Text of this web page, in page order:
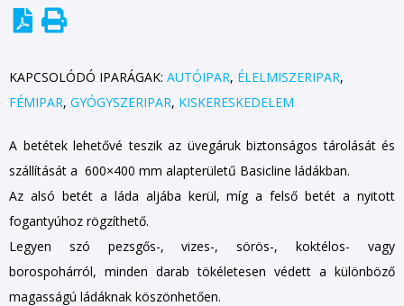
KAPCSOLÓDÓ IPARÁGAK: AUTÓIPAR, ÉLELMISZERIPAR,
FÉMIPAR, GYÓGYSZERIPAR, KISKERESKEDELEM
A betétek lehetővé teszik az üvegáruk biztonságos tárolását és
szállítását a 600×400 mm alapterületű Basicline ládákban.
Az alsó betét a láda aljába kerül, míg a felső betét a nyitott
fogantyúhoz rögzíthető.
Legyen szó pezsgős-, vizes-, sörös-, koktélos- vagy
borospohárról, minden darab tökéletesen védett a különböző
magasságú ládáknak köszönhetően.